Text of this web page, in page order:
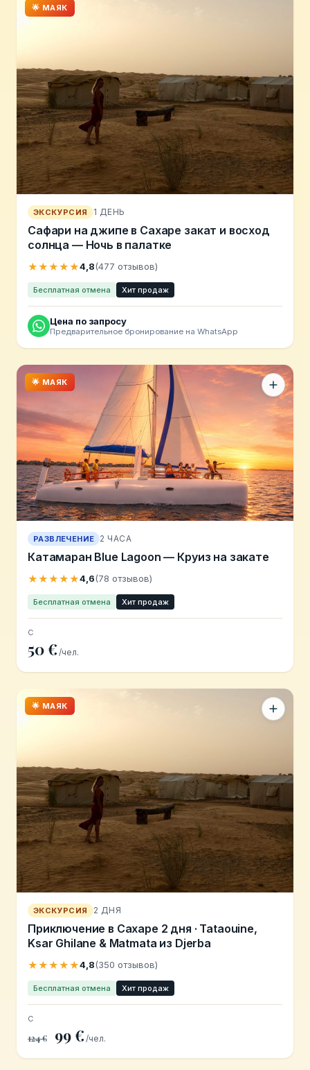
🌟 МАЯК
ЭКСКУРСИЯ 1 ДЕНЬ
Сафари на джипе в Сахаре закат и восход
солнца — Ночь в палатке
★★★★★4,8(477 отзывов)
Бесплатная отмена Хит продаж
Цена по запросу
Предварительное бронирование на WhatsApp
🌟 МАЯК
РАЗВЛЕЧЕНИЕ 2 ЧАСА
Катамаран Blue Lagoon — Круиз на закате
★★★★★4,6(78 отзывов)
Бесплатная отмена Хит продаж
С
50 € /чел.
🌟 МАЯК
ЭКСКУРСИЯ 2 ДНЯ
Приключение в Сахаре 2 дня · Tataouine,
Ksar Ghilane & Matmata из Djerba
★★★★★4,8(350 отзывов)
Бесплатная отмена Хит продаж
С
124 € 99 € /чел.